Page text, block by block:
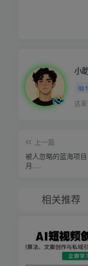
小
这
上一篇
被人忽略的蓝海项
月….
相关推荐